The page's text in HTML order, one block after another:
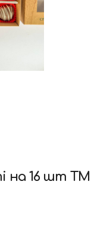
на 16 шт ТМ